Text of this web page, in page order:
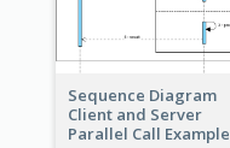
Sequence Diagram
Client and Server
Parallel Call Example